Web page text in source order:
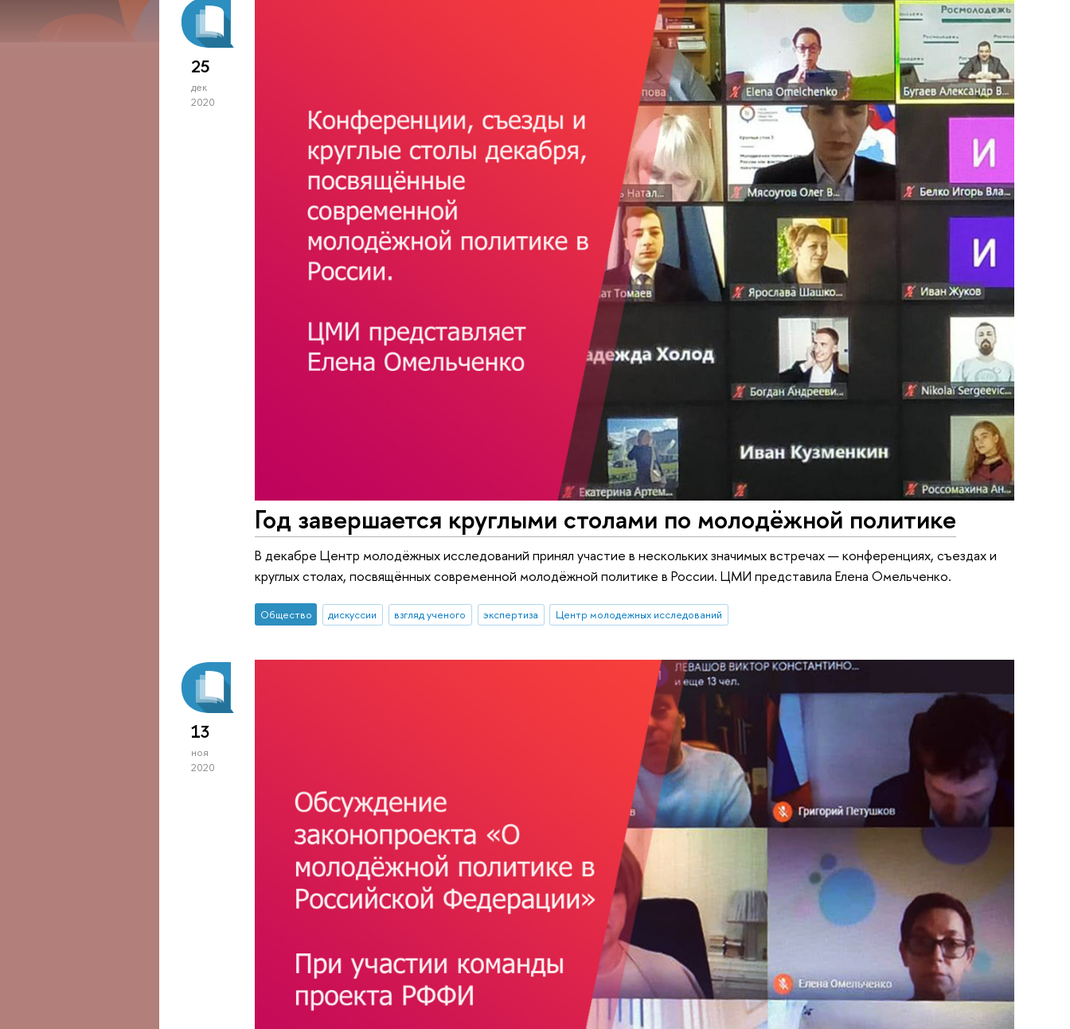
25
дек
2020
Год завершается круглыми столами по молодёжной политике
В декабре Центр молодёжных исследований принял участие в нескольких значимых встречах — конференциях, съездах и
круглых столах, посвящённых современной молодёжной политике в России. ЦМИ представила Елена Омельченко.
Общество дискуссии взгляд ученого экспертиза Центр молодежных исследований
13
ноя
2020